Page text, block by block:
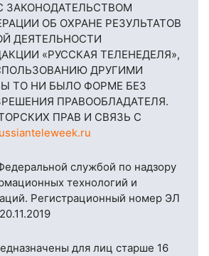
ЗАКОНОДАТЕЛЬСТВОМ
ОБ ОХРАНЕ РЕЗУЛЬТАТОВ
ДЕЯТЕЛЬНОСТИ
«РУССКАЯ ТЕЛЕНЕДЕЛЯ»,
ДРУГИМИ
ТО НИ БЫЛО ФОРМЕ БЕЗ
ПРАВООБЛАДАТЕЛЯ.
ПРАВ И СВЯЗЬ С
службой по надзору
технологий и
Регистрационный номер ЭЛ
для лиц старше 16